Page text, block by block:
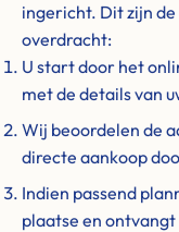
ingericht. Dit zijn
overdracht:
U start door het
met de details van
Wij beoordelen de
directe aankoop
Indien passend
plaatse en